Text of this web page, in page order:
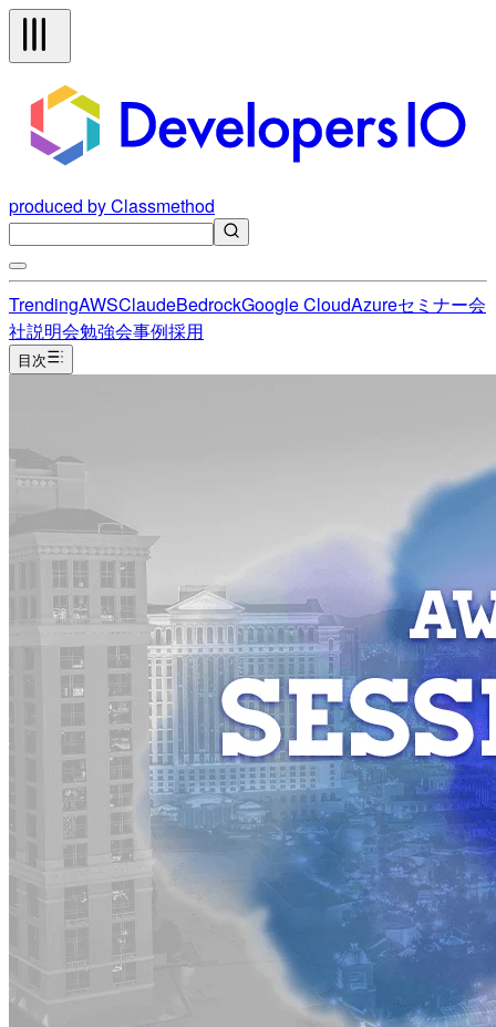
produced by Classmethod
TrendingAWSClaudeBedrockGoogle CloudAzureセミナー会
社説明会勉強会事例採用
目次